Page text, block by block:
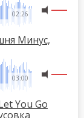
02:26
Минус,
03:00
You Go